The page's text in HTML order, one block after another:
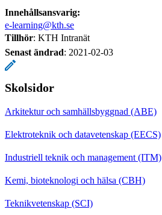
Innehållsansvarig:
e-learning@kth.se
Tillhör: KTH Intranät
Senast ändrad: 2021-02-03
Skolsidor
Arkitektur och samhällsbyggnad (ABE)
Elektroteknik och datavetenskap (EECS)
Industriell teknik och management (ITM)
Kemi, bioteknologi och hälsa (CBH)
Teknikvetenskap (SCI)